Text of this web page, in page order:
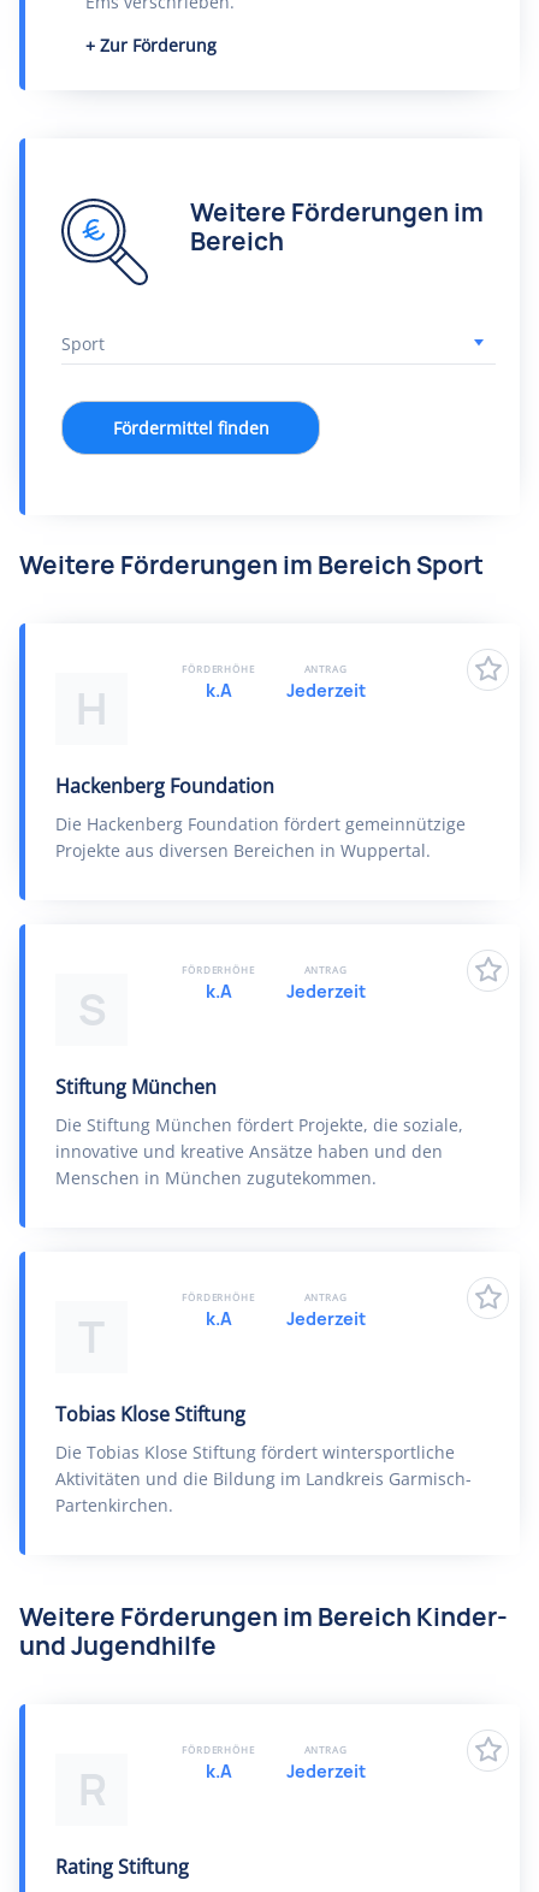
Zur Förderung
Weitere Förderungen im
Bereich
Fördermittel finden
Weitere Förderungen im Bereich Sport
H
Hackenberg Foundation
Die Hackenberg Foundation fördert gemeinnützige
Projekte aus diversen Bereichen in Wuppertal.
FÖRDERHÖHE
k.A
ANTRAG
Jederzeit
S
Stiftung München
Die Stiftung München fördert Projekte, die soziale,
innovative und kreative Ansätze haben und den
Menschen in München zugutekommen.
FÖRDERHÖHE
k.A
ANTRAG
Jederzeit
T
Tobias Klose Stiftung
Die Tobias Klose Stiftung fördert wintersportliche
Aktivitäten und die Bildung im Landkreis Garmisch-
Partenkirchen.
FÖRDERHÖHE
k.A
ANTRAG
Jederzeit
Weitere Förderungen im Bereich Kinder-
und Jugendhilfe
R
Rating Stiftung
FÖRDERHÖHE
k.A
ANTRAG
Jederzeit